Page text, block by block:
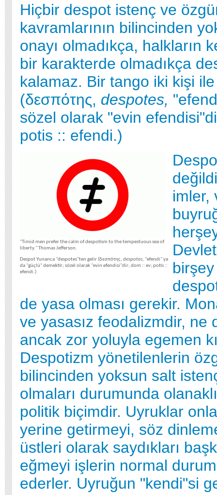
Hiçbir despot istenç ve
kavramlarının bilincinden
onayı olmadıkça, halkların
bir karakterde olmadıkça
kalamaz. Bir tango iki kişi ile
(δεσπότης, despotes,
sözel olarak "evin
potis :: efendi.)
"Timid men prefer the calm of despotism to the tempestuous sea of
liberty." Thomas Jefferson.
Despot Yunanca "despotes"ten gelir (δεσπότης, despotes, "efendi" ya
da "güçlü" demektir; sözel olarak "evin efendisi"dir; dom :: ev; potis ::
efendi.)
imler,
de yasa olması gerekir.
ve yasasız feodalizmdir, ne
ancak zor yoluyla egemen
Despotizm yönetilenlerin
bilincinden yoksun salt
olmaları durumunda
politik biçimdir. Uyruklar
yerine getirmeyi, söz
üstleri olarak saydıkları
eğmeyi işlerin normal
ederler. Uyruğun "kendi"si